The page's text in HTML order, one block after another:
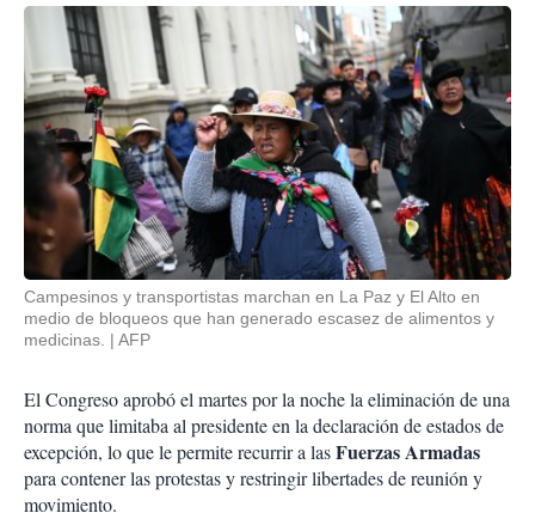
Campesinos y transportistas marchan en La Paz y El Alto en
medio de bloqueos que han generado escasez de alimentos y
medicinas.
AFP
El Congreso aprobó el martes por la noche la eliminación de una
norma que limitaba al presidente en la declaración de estados de
excepción, lo que le permite recurrir a lasFuerzas Armadas
para contener las protestas y restringir libertades de reunión y
movimiento.